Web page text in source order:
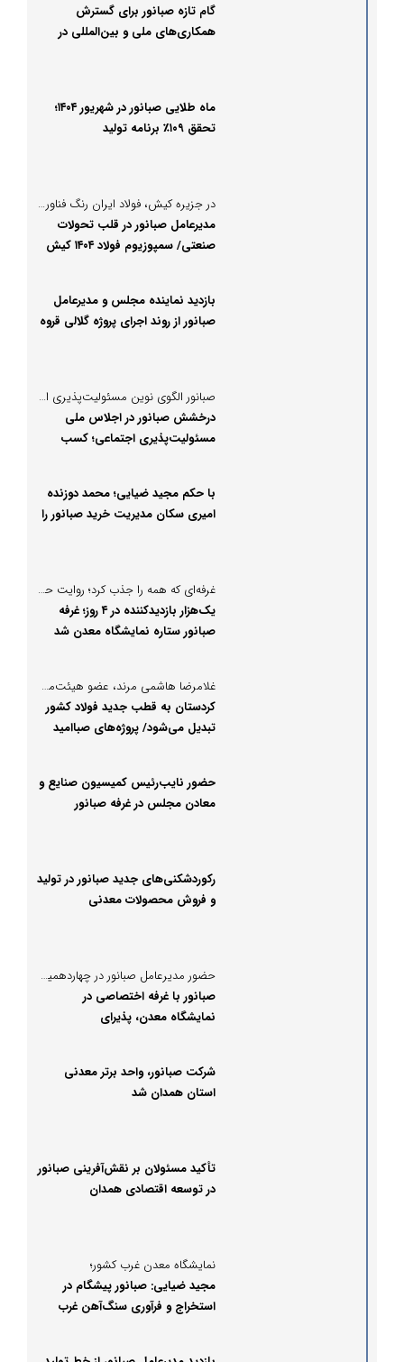
گام تازه صبانور برای گسترش
همکاری‌های ملی و بین‌المللی در
ماه طلایی صبانور در شهریور ۱۴۰۴؛
تحقق ۱۰۹٪ برنامه تولید
در جزیره کیش، فولاد ایران رنگ فناوری گرفت
مدیرعامل صبانور در قلب تحولات
صنعتی/ سمپوزیوم فولاد ۱۴۰۴ کیش
بازدید نماینده مجلس و مدیرعامل
صبانور از روند اجرای پروژه گلالی قروه
صبانور الگوی نوین مسئولیت‌پذیری اجتماعی در صنعت کشور
درخشش صبانور در اجلاس ملی
مسئولیت‌پذیری اجتماعی؛ کسب
با حکم مجید ضیایی؛ محمد دوزنده
امیری سکان مدیریت خرید صبانور را
غرفه‌ای که همه را جذب کرد؛ روایت حضور متفاوت صبانور در ماینکس ۱۴۰۴
یک‌هزار بازدیدکننده در ۴ روز؛ غرفه
صبانور ستاره نمایشگاه معدن شد
غلامرضا هاشمی مرند، عضو هیئت‌مدیره و معاون توسعه معدنی و صنعتی صبانور:
کردستان به قطب جدید فولاد کشور
تبدیل می‌شود/ پروژه‌های صباامید
حضور نایب‌رئیس کمیسیون صنایع و
معادن مجلس در غرفه صبانور
رکوردشکنی‌های جدید صبانور در تولید
و فروش محصولات معدنی
حضور مدیرعامل صبانور در چهاردهمین نمایشگاه بین‌المللی فرصت‌های سرمایه‌گذاری در معدن و صنایع معدنی ایران
صبانور با غرفه اختصاصی در
نمایشگاه معدن، پذیرای
شرکت صبانور، واحد برتر معدنی
استان همدان شد
تأکید مسئولان بر نقش‌آفرینی صبانور
در توسعه اقتصادی همدان
نمایشگاه معدن غرب کشور؛
مجید ضیایی: صبانور پیشگام در
استخراج و فرآوری سنگ‌آهن غرب